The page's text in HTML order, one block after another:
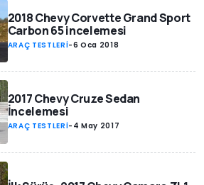
2018 Chevy Corvette Grand Sport
Carbon 65 incelemesi
ARAÇ TESTLERİ-6 Oca 2018
2017 Chevy Cruze Sedan
İncelemesi
ARAÇ TESTLERİ- 4 May 2017